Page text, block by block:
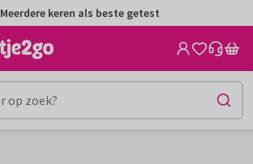
Meerdere keren als beste getest